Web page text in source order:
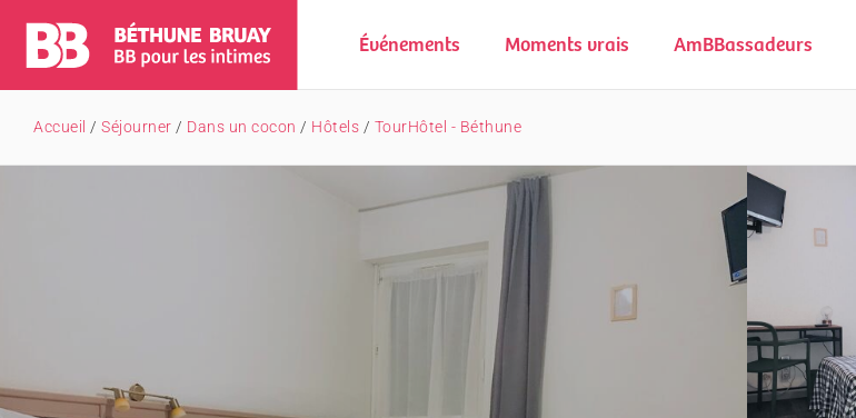
Événements Moments vrais AmBBassadeurs
Accueil / Séjourner / Dans un cocon / Hôtels / TourHôtel - Béthune